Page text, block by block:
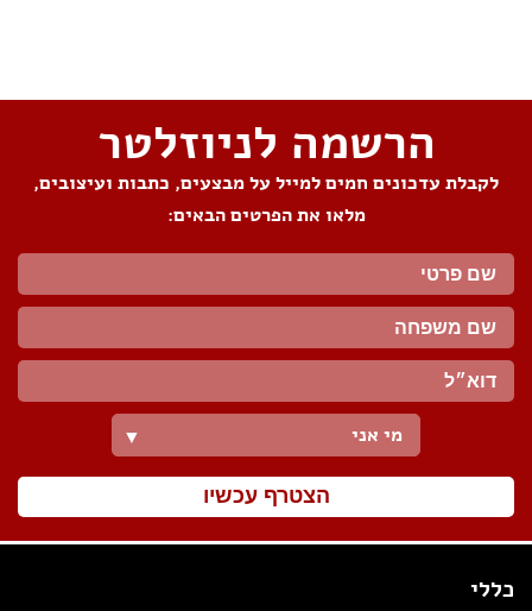
הרשמה לניוזלטר
לקבלת עדכונים חמים למייל על מבצעים, כתבות ועיצובים,
מלאו את הפרטים הבאים:
מי אני ▼
הצטרף עכשיו
כללי